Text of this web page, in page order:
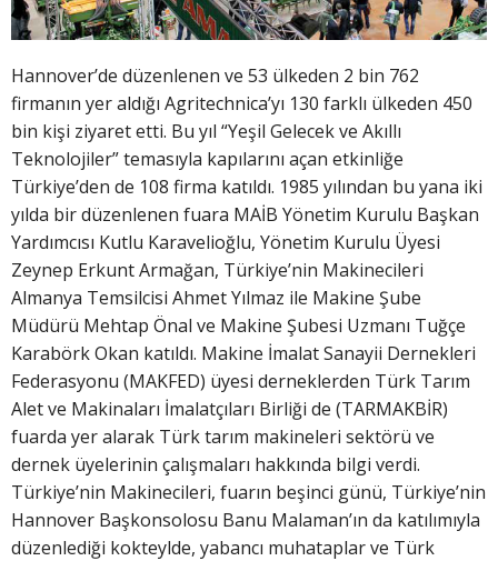
Hannover’de düzenlenen ve 53 ülkeden 2 bin 762
firmanın yer aldığı Agritechnica’yı 130 farklı ülkeden 450
bin kişi ziyaret etti. Bu yıl “Yeşil Gelecek ve Akıllı
Teknolojiler” temasıyla kapılarını açan etkinliğe
Türkiye’den de 108 firma katıldı. 1985 yılından bu yana iki
yılda bir düzenlenen fuara MAİB Yönetim Kurulu Başkan
Yardımcısı Kutlu Karavelioğlu, Yönetim Kurulu Üyesi
Zeynep Erkunt Armağan, Türkiye’nin Makinecileri
Almanya Temsilcisi Ahmet Yılmaz ile Makine Şube
Müdürü Mehtap Önal ve Makine Şubesi Uzmanı Tuğçe
Karabörk Okan katıldı. Makine İmalat Sanayii Dernekleri
Federasyonu (MAKFED) üyesi derneklerden Türk Tarım
Alet ve Makinaları İmalatçıları Birliği de (TARMAKBİR)
fuarda yer alarak Türk tarım makineleri sektörü ve
dernek üyelerinin çalışmaları hakkında bilgi verdi.
Türkiye’nin Makinecileri, fuarın beşinci günü, Türkiye’nin
Hannover Başkonsolosu Banu Malaman’ın da katılımıyla
düzenlediği kokteylde, yabancı muhataplar ve Türk